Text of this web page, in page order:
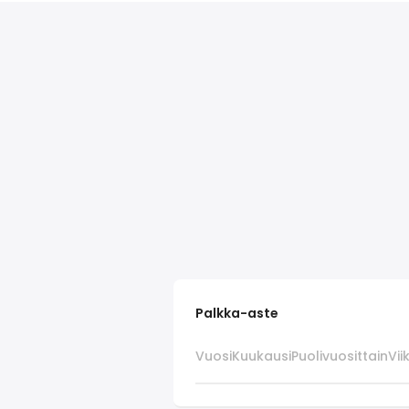
Palkka-aste
VuosiKuukausiPuolivuosittain